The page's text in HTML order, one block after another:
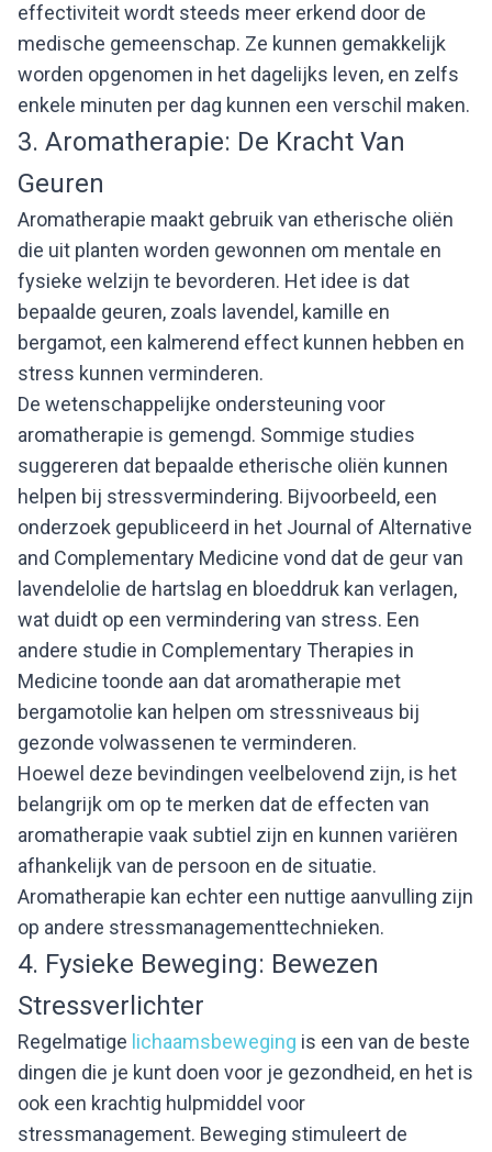
effectiviteit wordt steeds meer erkend door de
medische gemeenschap. Ze kunnen gemakkelijk
worden opgenomen in het dagelijks leven, en zelfs
enkele minuten per dag kunnen een verschil maken.
3. Aromatherapie: De Kracht Van
Geuren
Aromatherapie maakt gebruik van etherische oliën
die uit planten worden gewonnen om mentale en
fysieke welzijn te bevorderen. Het idee is dat
bepaalde geuren, zoals lavendel, kamille en
bergamot, een kalmerend effect kunnen hebben en
stress kunnen verminderen.
De wetenschappelijke ondersteuning voor
aromatherapie is gemengd. Sommige studies
suggereren dat bepaalde etherische oliën kunnen
helpen bij stressvermindering. Bijvoorbeeld, een
onderzoek gepubliceerd in het Journal of Alternative
and Complementary Medicine vond dat de geur van
lavendelolie de hartslag en bloeddruk kan verlagen,
wat duidt op een vermindering van stress. Een
andere studie in Complementary Therapies in
Medicine toonde aan dat aromatherapie met
bergamotolie kan helpen om stressniveaus bij
gezonde volwassenen te verminderen.
Hoewel deze bevindingen veelbelovend zijn, is het
belangrijk om op te merken dat de effecten van
aromatherapie vaak subtiel zijn en kunnen variëren
afhankelijk van de persoon en de situatie.
Aromatherapie kan echter een nuttige aanvulling zijn
op andere stressmanagementtechnieken.
4. Fysieke Beweging: Bewezen
Stressverlichter
Regelmatige lichaamsbeweging is een van de beste
dingen die je kunt doen voor je gezondheid, en het is
ook een krachtig hulpmiddel voor
stressmanagement. Beweging stimuleert de